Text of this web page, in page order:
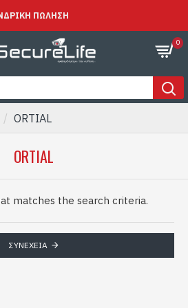
ΠΩΛΗΣΗ
0
ORTIAL
ORTIAL
matches the search criteria.
ΣΥΝΈΧΕΙΑ